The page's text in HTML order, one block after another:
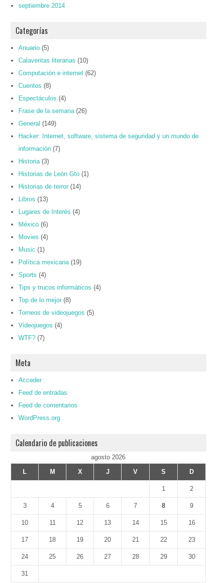
septiembre 2014
Categorías
Anuario (5)
Calaveritas literarias (10)
Computación e internet (62)
Cuentos (8)
Espectáculos (4)
Frase de la semana (26)
General (149)
Hacker: Internet, software, sistema de seguridad y un mundo de
información (7)
Historia (3)
Historias de León Gto (1)
Historias de terror (14)
Libros (13)
Lugares de Interés (4)
México (6)
Movies (4)
Music (1)
Política mexicana (19)
Sports (4)
Tips y trucos informáticos (4)
Top de lo mejor (8)
Torneos de videojuegos (5)
Videojuegos (4)
WTF? (7)
Meta
Acceder
Feed de entradas
Feed de comentarios
WordPress.org
Calendario de publicaciones
agosto 2026
L
M X J V S D
1 2
3 4 5 6 7 8 9
10 11 12 13 14 15 16
17 18 19 20 21 22 23
24 25 26 27 28 29 30
31